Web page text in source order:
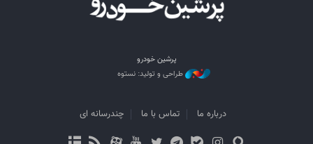
پرشین خودرو
طراحی و تولید: نستوه
درباره ما تماس با ما چندرسانه ای